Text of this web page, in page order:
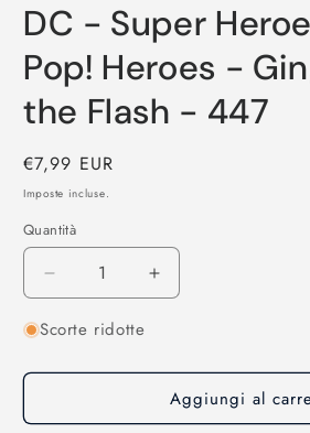
multimediali
1
in
finestra
modale
DC - Super
Pop! Heroes -
the Flash - 447
Prezzo
di
€7,99 EUR
Imposte incluse.
Quantità
Diminuisci
quantità
per
-
Heroes:
Aumenta
quantità
-
Super
Heroes:
Scorte ridotte
Aggiungi al